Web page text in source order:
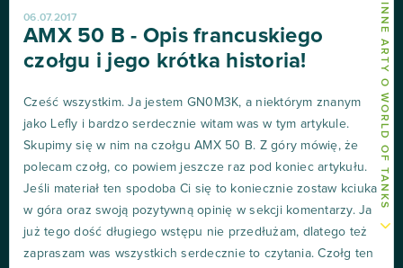
INNE ARTY O WORLD OF TANKS
06.07.2017
AMX 50 B - Opis francuskiego
czołgu i jego krótka historia!
Cześć wszystkim. Ja jestem GN0M3K, a niektórym znanym
jako Lefly i bardzo serdecznie witam was w tym artykule.
Skupimy się w nim na czołgu AMX 50 B. Z góry mówię, że
polecam czołg, co powiem jeszcze raz pod koniec artykułu.
Jeśli materiał ten spodoba Ci się to koniecznie zostaw kciuka
w góra oraz swoją pozytywną opinię w sekcji komentarzy. Ja
już tego dość długiego wstępu nie przedłużam, dlatego też
zapraszam was wszystkich serdecznie to czytania. Czołg ten